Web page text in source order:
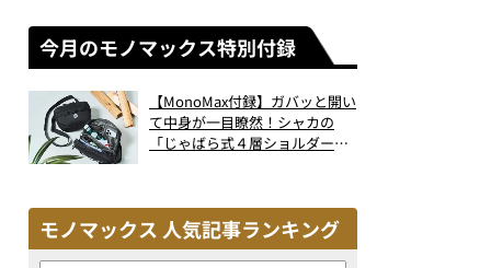
今月のモノマックス特別付録
【MonoMax付録】ガバッと開い
て中身が一目瞭然！シャカの
「じゃばら式４層ショルダーバ
モノマックス 人気記事ランキング